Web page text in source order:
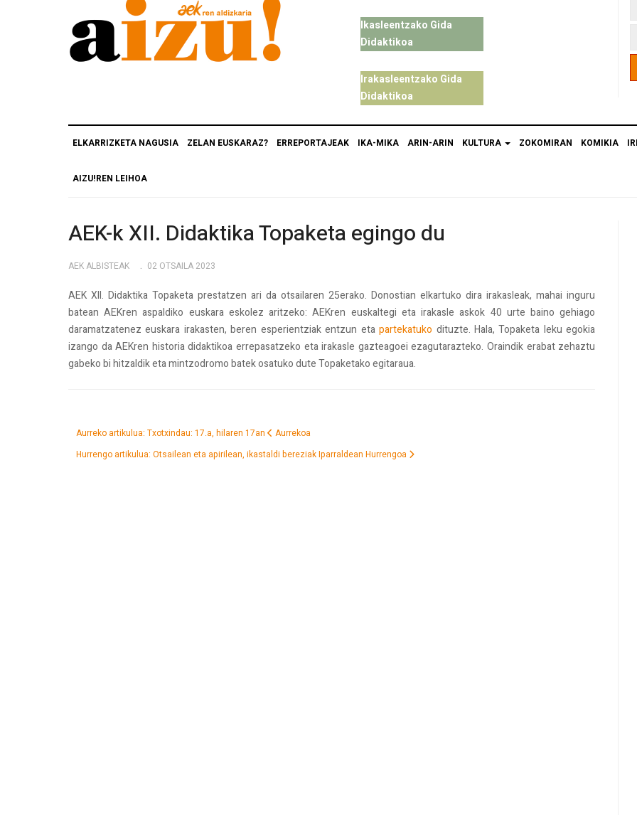
Ikasleentzako Gida
Didaktikoa
Irakasleentzako Gida
Didaktikoa
ELKARRIZKETA NAGUSIA ZELAN EUSKARAZ? ERREPORTAJEAK IKA-MIKA ARIN-ARIN KULTURA ZOKOMIRAN KOMIKIA
AIZU!REN LEIHOA
AEK-k XII. Didaktika Topaketa egingo du
AEK ALBISTEAK 02 OTSAILA 2023
AEK XII. Didaktika Topaketa prestatzen ari da otsailaren 25erako. Donostian elkartuko dira irakasleak, mahai inguru
batean AEKren aspaldiko euskara eskolez aritzeko: AEKren euskaltegi eta irakasle askok 40 urte baino gehiago
daramatzatenez euskara irakasten, beren esperientziak entzun etapartekatuko dituzte. Hala, Topaketa leku egokia
izango da AEKren historia didaktikoa errepasatzeko eta irakasle gazteagoei ezagutarazteko. Oraindik erabat zehaztu
gabeko bi hitzaldik eta mintzodromo batek osatuko dute Topaketako egitaraua.
Aurreko artikulua: Txotxindau: 17.a, hilaren 17an
Aurrekoa
Hurrengo artikulua: Otsailean eta apirilean, ikastaldi bereziak Iparraldean Hurrengoa